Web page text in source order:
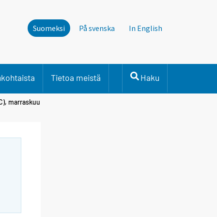
Suomeksi På svenska In English
Tietoa meistä Haku
marraskuu